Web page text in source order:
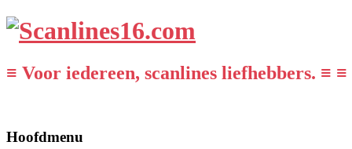
≡ Voor iedereen, scanlines liefhebbers. ≡ ≡
Hoofdmenu